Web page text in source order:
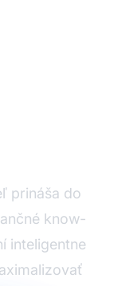
prináša do
know-
inteligentne